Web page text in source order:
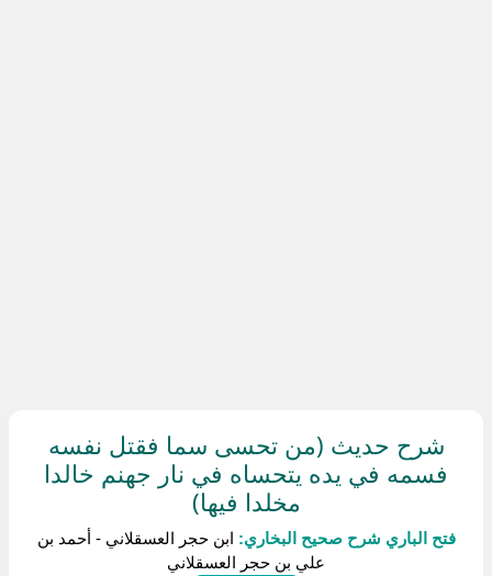
شرح حديث (من تحسى سما فقتل نفسه
فسمه في يده يتحساه في نار جهنم خالدا
مخلدا فيها)
فتح الباري شرح صحيح البخاري: ابن حجر العسقلاني - أحمد بن
علي بن حجر العسقلاني